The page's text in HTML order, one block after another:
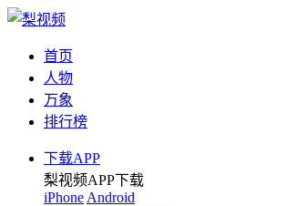
首页
人物
万象
排行榜
下载APP
梨视频APP下载
iPhone Android